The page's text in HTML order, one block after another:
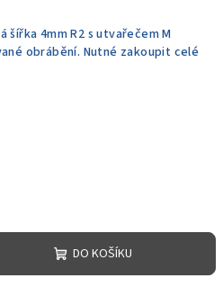
šířka 4mm R2 s utvařečem M
obrábění. Nutné zakoupit celé
DO KOŠÍKU